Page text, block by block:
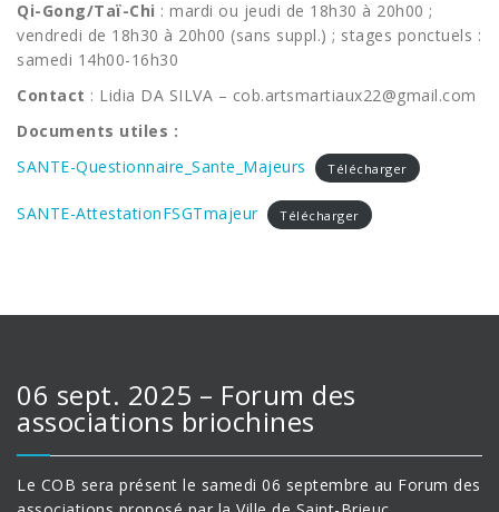
Qi-Gong/Taï-Chi : mardi ou jeudi de 18h30 à 20h00 ;
vendredi de 18h30 à 20h00 (sans suppl.) ; stages ponctuels :
samedi 14h00-16h30
Contact : Lidia DA SILVA – cob.artsmartiaux22@gmail.com
Documents utiles :
SANTE-Questionnaire_Sante_Majeurs
Télécharger
SANTE-AttestationFSGTmajeur Télécharger
06 sept. 2025 – Forum des
associations briochines
Le COB sera présent le samedi 06 septembre au Forum des